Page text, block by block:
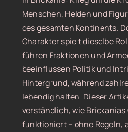
Menschen, Helden und
des gesamten Kontinents.
Charakter spielt dieselbe
führen Fraktionen und
beeinflussen Politik und
Hintergrund, während
lebendig halten. Dieser
verständlich, wie
funktioniert – ohne Regeln,